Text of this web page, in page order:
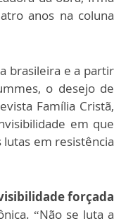
anos na coluna
brasileira e a partir
o desejo de
Família Cristã,
em que
em resistência
forçada
“Não se luta a